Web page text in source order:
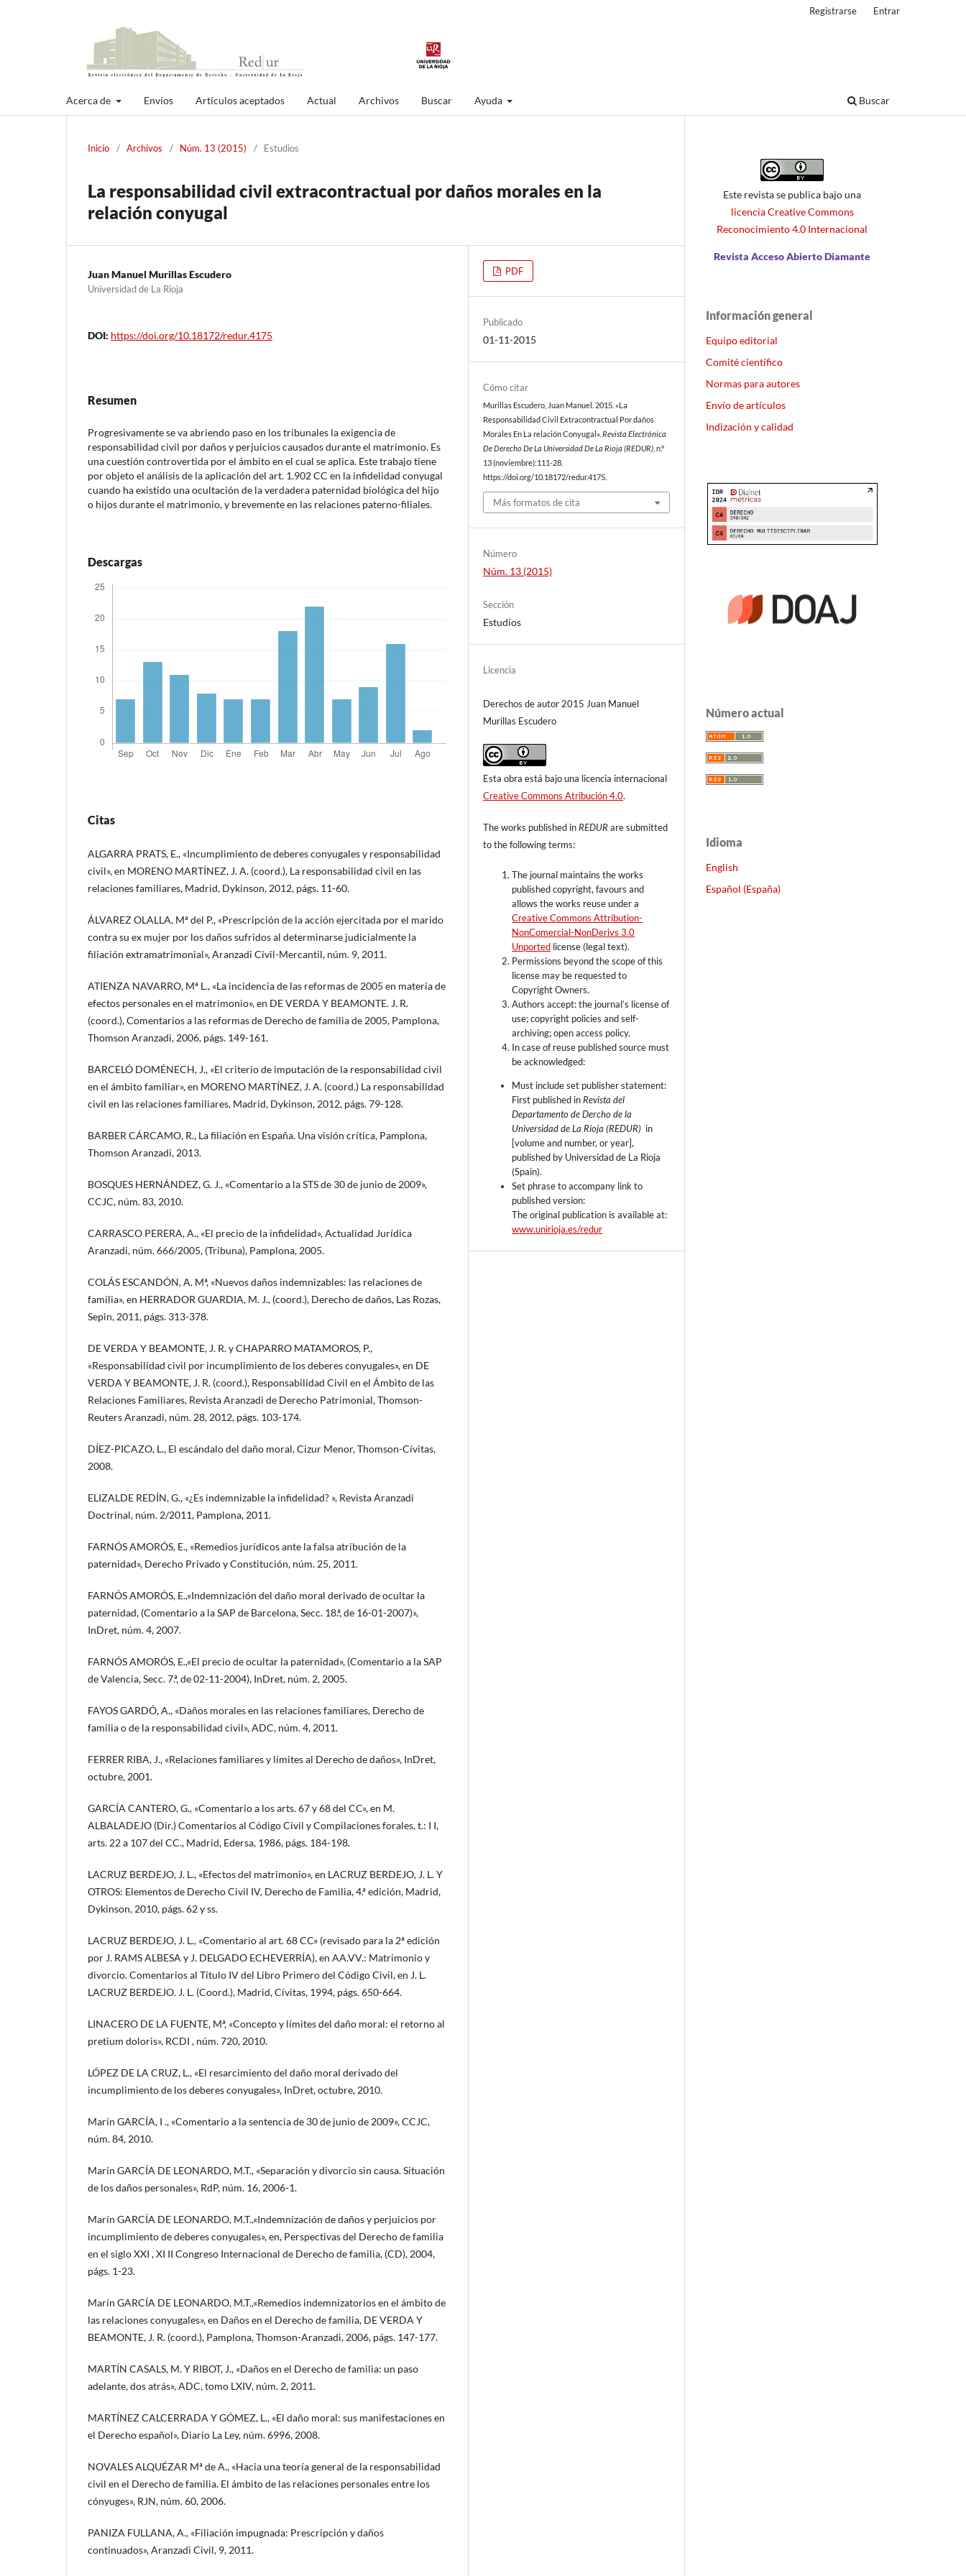
Acerca de Envíos Artículos aceptados Actual Archivos Buscar Ayuda Buscar
Registrarse Entrar
Inicio / Archivos / Núm. 13 (2015) / Estudios
La responsabilidad civil extracontractual por daños morales en la
relación conyugal
Juan Manuel Murillas Escudero
Universidad de La Rioja
DOI: https://doi.org/10.18172/redur.4175
Resumen
Progresivamente se va abriendo paso en los tribunales la exigencia de
responsabilidad civil por daños y perjuicios causados durante el matrimonio. Es
una cuestión controvertida por el ámbito en el cual se aplica. Este trabajo tiene
por objeto el análisis de la aplicación del art. 1.902 CC en la infidelidad conyugal
cuando ha existido una ocultación de la verdadera paternidad biológica del hijo
o hijos durante el matrimonio, y brevemente en las relaciones paterno-filiales.
Descargas
Citas
ALGARRA PRATS, E., «Incumplimiento de deberes conyugales y responsabilidad
civil», en MORENO MARTÍNEZ, J. A. (coord.), La responsabilidad civil en las
relaciones familiares, Madrid, Dykinson, 2012, págs. 11-60.
ÁLVAREZ OLALLA, Mª del P., «Prescripción de la acción ejercitada por el marido
contra su ex mujer por los daños sufridos al determinarse judicialmente la
filiación extramatrimonial», Aranzadi Civil-Mercantil, núm. 9, 2011.
ATIENZA NAVARRO, Mª L., «La incidencia de las reformas de 2005 en materia de
efectos personales en el matrimonio», en DE VERDA Y BEAMONTE. J. R.
(coord.), Comentarios a las reformas de Derecho de familia de 2005, Pamplona,
Thomson Aranzadi, 2006, págs. 149-161.
BARCELÓ DOMÉNECH, J., «El criterio de imputación de la responsabilidad civil
en el ámbito familiar», en MORENO MARTÍNEZ, J. A. (coord.) La responsabilidad
civil en las relaciones familiares, Madrid, Dykinson, 2012, págs. 79-128.
BARBER CÁRCAMO, R., La filiación en España. Una visión crítica, Pamplona,
Thomson Aranzadi, 2013.
BOSQUES HERNÁNDEZ, G. J., «Comentario a la STS de 30 de junio de 2009»,
CCJC, núm. 83, 2010.
CARRASCO PERERA, A., «El precio de la infidelidad», Actualidad Jurídica
Aranzadi, núm. 666/2005, (Tribuna), Pamplona, 2005.
COLÁS ESCANDÓN, A. Mª, «Nuevos daños indemnizables: las relaciones de
familia», en HERRADOR GUARDIA, M. J., (coord.), Derecho de daños, Las Rozas,
Sepin, 2011, págs. 313-378.
DE VERDA Y BEAMONTE, J. R. y CHAPARRO MATAMOROS, P.,
«Responsabilidad civil por incumplimiento de los deberes conyugales», en DE
VERDA Y BEAMONTE, J. R. (coord.), Responsabilidad Civil en el Ámbito de las
Relaciones Familiares, Revista Aranzadi de Derecho Patrimonial, Thomson-
Reuters Aranzadi, núm. 28, 2012, págs. 103-174.
DÍEZ-PICAZO, L., El escándalo del daño moral, Cizur Menor, Thomson-Cívitas,
2008.
ELIZALDE REDÍN, G., «¿Es indemnizable la infidelidad? », Revista Aranzadi
Doctrinal, núm. 2/2011, Pamplona, 2011.
FARNÓS AMORÓS, E., «Remedios jurídicos ante la falsa atribución de la
paternidad», Derecho Privado y Constitución, núm. 25, 2011.
FARNÓS AMORÓS, E.,«Indemnización del daño moral derivado de ocultar la
paternidad, (Comentario a la SAP de Barcelona, Secc. 18.ª, de 16-01-2007)»,
InDret, núm. 4, 2007.
FARNÓS AMORÓS, E.,«El precio de ocultar la paternidad», (Comentario a la SAP
de Valencia, Secc. 7.ª, de 02-11-2004), InDret, núm. 2, 2005.
FAYOS GARDÓ, A., «Daños morales en las relaciones familiares, Derecho de
familia o de la responsabilidad civil», ADC, núm. 4, 2011.
FERRER RIBA, J., «Relaciones familiares y límites al Derecho de daños», InDret,
octubre, 2001.
GARCÍA CANTERO, G., «Comentario a los arts. 67 y 68 del CC», en M.
ALBALADEJO (Dir.) Comentarios al Código Civil y Compilaciones forales, t.: I I,
arts. 22 a 107 del CC., Madrid, Edersa, 1986, págs. 184-198.
LACRUZ BERDEJO, J. L., «Efectos del matrimonio», en LACRUZ BERDEJO, J. L. Y
OTROS: Elementos de Derecho Civil IV, Derecho de Familia, 4.ª edición, Madrid,
Dykinson, 2010, págs. 62 y ss.
LACRUZ BERDEJO, J. L., «Comentario al art. 68 CC» (revisado para la 2ª edición
por J. RAMS ALBESA y J. DELGADO ECHEVERRÍA), en AA.VV.: Matrimonio y
divorcio. Comentarios al Título IV del Libro Primero del Código Civil, en J. L.
LACRUZ BERDEJO. J. L. (Coord.), Madrid, Cívitas, 1994, págs. 650-664.
LINACERO DE LA FUENTE, Mª, «Concepto y límites del daño moral: el retorno al
pretium doloris», RCDI , núm. 720, 2010.
LÓPEZ DE LA CRUZ, L., «El resarcimiento del daño moral derivado del
incumplimiento de los deberes conyugales», InDret, octubre, 2010.
Marín GARCÍA, I ., «Comentario a la sentencia de 30 de junio de 2009», CCJC,
núm. 84, 2010.
Marín GARCÍA DE LEONARDO, M.T., «Separación y divorcio sin causa. Situación
de los daños personales», RdP, núm. 16, 2006-1.
Marín GARCÍA DE LEONARDO, M.T.,«Indemnización de daños y perjuicios por
incumplimiento de deberes conyugales», en, Perspectivas del Derecho de familia
en el siglo XXI , XI II Congreso Internacional de Derecho de familia, (CD), 2004,
págs. 1-23.
Marín GARCÍA DE LEONARDO, M.T.,«Remedios indemnizatorios en el ámbito de
las relaciones conyugales», en Daños en el Derecho de familia, DE VERDA Y
BEAMONTE, J. R. (coord.), Pamplona, Thomson-Aranzadi, 2006, págs. 147-177.
MARTÍN CASALS, M. Y RIBOT, J., «Daños en el Derecho de familia: un paso
adelante, dos atrás», ADC, tomo LXIV, núm. 2, 2011.
MARTÍNEZ CALCERRADA Y GÓMEZ, L., «El daño moral: sus manifestaciones en
el Derecho español», Diario La Ley, núm. 6996, 2008.
NOVALES ALQUÉZAR Mª de A., «Hacia una teoría general de la responsabilidad
civil en el Derecho de familia. El ámbito de las relaciones personales entre los
cónyuges», RJN, núm. 60, 2006.
PANIZA FULLANA, A., «Filiación impugnada: Prescripción y daños
continuados», Aranzadi Civil, 9, 2011.
PDF
Publicado
01-11-2015
Cómo citar
Murillas Escudero, Juan Manuel. 2015. «La
Responsabilidad Civil Extracontractual Por daños
Morales En La relación Conyugal».Revista Electrónica
De Derecho De La Universidad De La Rioja (REDUR) , n.º
13 (noviembre):111-28.
https://doi.org/10.18172/redur.4175.
Más formatos de cita
Número
Núm. 13 (2015)
Sección
Estudios
Licencia
Derechos de autor 2015 Juan Manuel
Murillas Escudero
Esta obra está bajo una licencia internacional
Creative Commons Atribución 4.0.
The works published in REDURare submitted
to the following terms:
The journal maintains the works
published copyright, favours and
allows the works reuse under a
Creative Commons Attribution-
NonComercial-NonDerivs 3.0
Unported license (legal text).
Permissions beyond the scope of this
license may be requested to
Copyright Owners.
Authors accept: the journal’s license of
use; copyright policies and self-
archiving; open access policy.
In case of reuse published source must
be acknowledged:
Must include set publisher statement:
First published in Revista del
Departamento de Dercho de la
Universidad de La Rioja (REDUR) in
[volume and number, or year],
published by Universidad de La Rioja
(Spain).
Set phrase to accompany link to
published version:
The original publication is available at:
www.unirioja.es/redur
Este revista se publica bajo una
licencia Creative Commons
Reconocimiento 4.0 Internacional
Revista Acceso Abierto Diamante
Información general
Equipo editorial
Comité científico
Normas para autores
Envío de artículos
Indización y calidad
Número actual
Idioma
English
Español (España)